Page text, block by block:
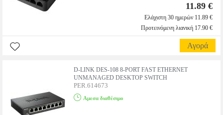
11.89 €
Ελάχιστη 30 ημερών 11.89 €
Προτεινόμενη λιανική 17.90 €
Αγορά
D-LINK DES-108 8-PORT FAST ETHERNET
UNMANAGED DESKTOP SWITCH
PER.614673
Αμεσα διαθέσιμο